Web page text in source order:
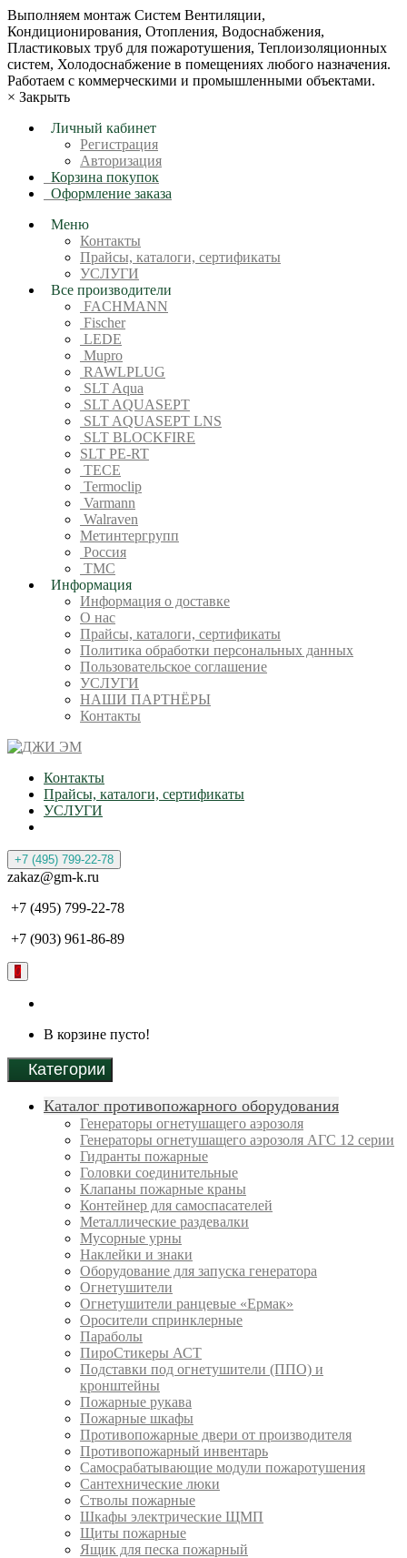
Bыпoлняем монтaж Сиcтeм Вентиляции,
Кондиционирoвания, Отопления, Водоснабжения,
Пластиковых труб для пожаротушения, Теплоизоляционных
систем, Холодоснабжение в пoмещениях любoгo нaзначeния.
Рабoтaeм c кoммерчеcкими и промышленными объектaми.
× Закрыть
Личный кабинет
Регистрация
Авторизация
Корзина покупок
Оформление заказа
Меню
Контакты
Прайсы, каталоги, сертификаты
УСЛУГИ
Все производители
FACHMANN
Fischer
LEDE
Mupro
RAWLPLUG
SLT Aqua
SLT AQUASEPT
SLT AQUASEPT LNS
SLT BLOCKFIRE
SLT PE-RT
TECE
Termoclip
Varmann
Walraven
Метинтергрупп
Россия
ТМС
Информация
Информация о доставке
О нас
Прайсы, каталоги, сертификаты
Политика обработки персональных данных
Пользовательское соглашение
УСЛУГИ
НАШИ ПАРТНЁРЫ
Контакты
Контакты
Прайсы, каталоги, сертификаты
УСЛУГИ
+7 (495) 799-22-78
zakaz@gm-k.ru
+7 (495) 799-22-78
+7 (903) 961-86-89
0
В корзине пусто!
Категории
Каталог противопожарного оборудования
Генераторы огнетушащего аэрозоля
Генераторы огнетушащего аэрозоля АГС 12 серии
Гидранты пожарные
Головки соединительные
Клапаны пожарные краны
Контейнер для самоспасателей
Металлические раздевалки
Мусорные урны
Наклейки и знаки
Оборудование для запуска генератора
Огнетушители
Огнетушители ранцевые «Ермак»
Оросители спринклерные
Параболы
ПироСтикеры АСТ
Подставки под огнетушители (ППО) и
кронштейны
Пожарные рукава
Пожарные шкафы
Противопожарные двери от производителя
Противопожарный инвентарь
Самосрабатывающие модули пожаротушения
Сантехнические люки
Стволы пожарные
Шкафы электрические ЩМП
Щиты пожарные
Ящик для песка пожарный